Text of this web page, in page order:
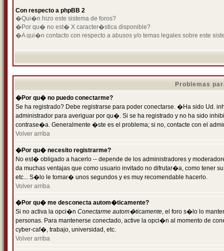
Con respecto a phpBB 2
�Qui�n hizo este sistema de foros?
�Por qu� no est� X caracter�stica disponible?
�A qui�n contacto con respecto a abusos y/o temas legales sobre este
Problemas
�Por qu� no puedo conectarme?
Se ha registrado? Debe registrarse para poder conectarse. �Ha sido Ud.
administrador para averiguar por qu�. Si se ha registrado y no ha sido
contrase�a. Generalmente �ste es el problema; si no, contacte con el
Volver arriba
�Por qu� necesito registrarme?
No est� obligado a hacerlo -- depende de los administradores y
da muchas ventajas que como usuario invitado no difrutar�a, como tener
etc... S�lo le tomar� unos segundos y es muy recomendable hacerlo.
Volver arriba
�Por qu� me desconecta autom�ticamente?
Si no activa la opci�n Conectarme autom�ticamente, el foro s�lo lo
personas. Para mantenerse conectado, active la opci�n al momento de
cyber-caf�, trabajo, universidad, etc.
Volver arriba